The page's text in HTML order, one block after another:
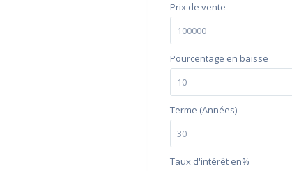
Prix ​​de vente
Pourcentage en baisse
Terme (Années)
Taux d'intérêt en%